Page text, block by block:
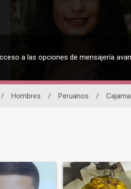
a las opciones de mensajería
/ Hombres / Peruanos /